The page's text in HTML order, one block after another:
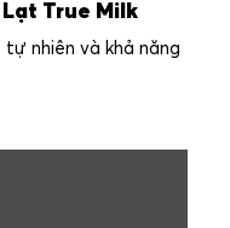
True Milk
nhiên và khả năng